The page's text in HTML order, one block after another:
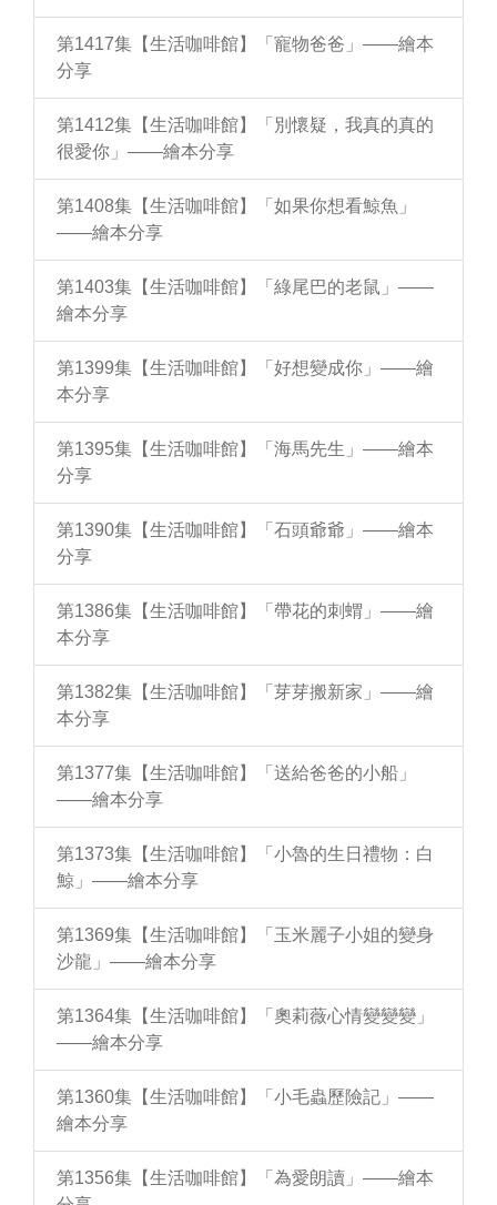
第1417集【生活咖啡館】「寵物爸爸」——繪本
分享
第1412集【生活咖啡館】「別懷疑，我真的真的
很愛你」——繪本分享
第1408集【生活咖啡館】「如果你想看鯨魚」
——繪本分享
第1403集【生活咖啡館】「綠尾巴的老鼠」——
繪本分享
第1399集【生活咖啡館】「好想變成你」——繪
本分享
第1395集【生活咖啡館】「海馬先生」——繪本
分享
第1390集【生活咖啡館】「石頭爺爺」——繪本
分享
第1386集【生活咖啡館】「帶花的刺蝟」——繪
本分享
第1382集【生活咖啡館】「芽芽搬新家」——繪
本分享
第1377集【生活咖啡館】「送給爸爸的小船」
——繪本分享
第1373集【生活咖啡館】「小魯的生日禮物：白
鯨」——繪本分享
第1369集【生活咖啡館】「玉米麗子小姐的變身
沙龍」——繪本分享
第1364集【生活咖啡館】「奧莉薇心情變變變」
——繪本分享
第1360集【生活咖啡館】「小毛蟲歷險記」——
繪本分享
第1356集【生活咖啡館】「為愛朗讀」——繪本